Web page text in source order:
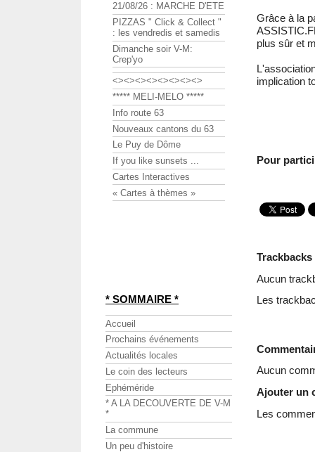
Grâce à la
plus sûr et
implication
Pour
Trackbacks
Aucun
Les
Aucun
Ajouter un
Les
21/08/26 : MARCHE D'ETE
PIZZAS " Click & Collect "
: les vendredis et samedis
Dimanche soir V-M:
Crep'yo
<><><><><><><><>
***** MELI-MELO *****
Info route 63
Nouveaux cantons du 63
Le Puy de Dôme
If you like sunsets ...
Cartes Interactives
« Cartes à thèmes »
* SOMMAIRE *
Accueil
Prochains événements
Actualités locales
Le coin des lecteurs
Ephéméride
* A LA DECOUVERTE DE V-M
*
La commune
Un peu d'histoire